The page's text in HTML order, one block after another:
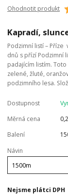
Ohodnotit produkt
Kapradí,
Podzimní listí –
dnů s přízí Podzimní
padajícím listím.
zelené, žluté,
podzimního lesa.
Dostupnost
Měrná cena
Balení
Návin
Nejsme plátci DPH